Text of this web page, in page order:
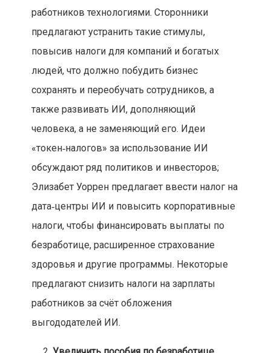
работников технологиями. Сторонники
предлагают устранить такие стимулы,
повысив налоги для компаний и богатых
людей, что должно побудить бизнес
сохранять и переобучать сотрудников, а
также развивать ИИ, дополняющий
человека, а не заменяющий его. Идеи
«токен‑налогов» за использование ИИ
обсуждают ряд политиков и инвесторов;
Элизабет Уоррен предлагает ввести налог на
дата‑центры ИИ и повысить корпоративные
налоги, чтобы финансировать выплаты по
безработице, расширенное страхование
здоровья и другие программы. Некоторые
предлагают снизить налоги на зарплаты
работников за счёт обложения
выгододателей ИИ.